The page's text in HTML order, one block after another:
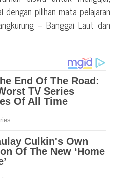
pilihan mata pelajaran
– Banggai Laut dan